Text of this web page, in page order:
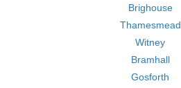
Brighouse
Thamesmead
Witney
Bramhall
Gosforth